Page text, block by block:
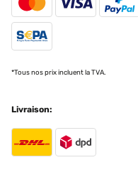
*Tous nos prix incluent la TVA.
Livraison: